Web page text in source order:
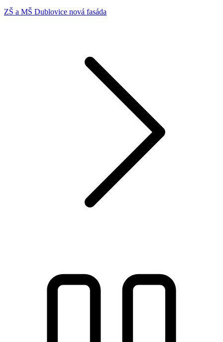
ZŠ a MŠ Dublovice nová fasáda